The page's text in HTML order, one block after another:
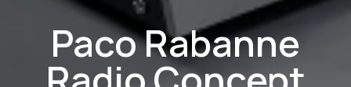
Paco Rabanne